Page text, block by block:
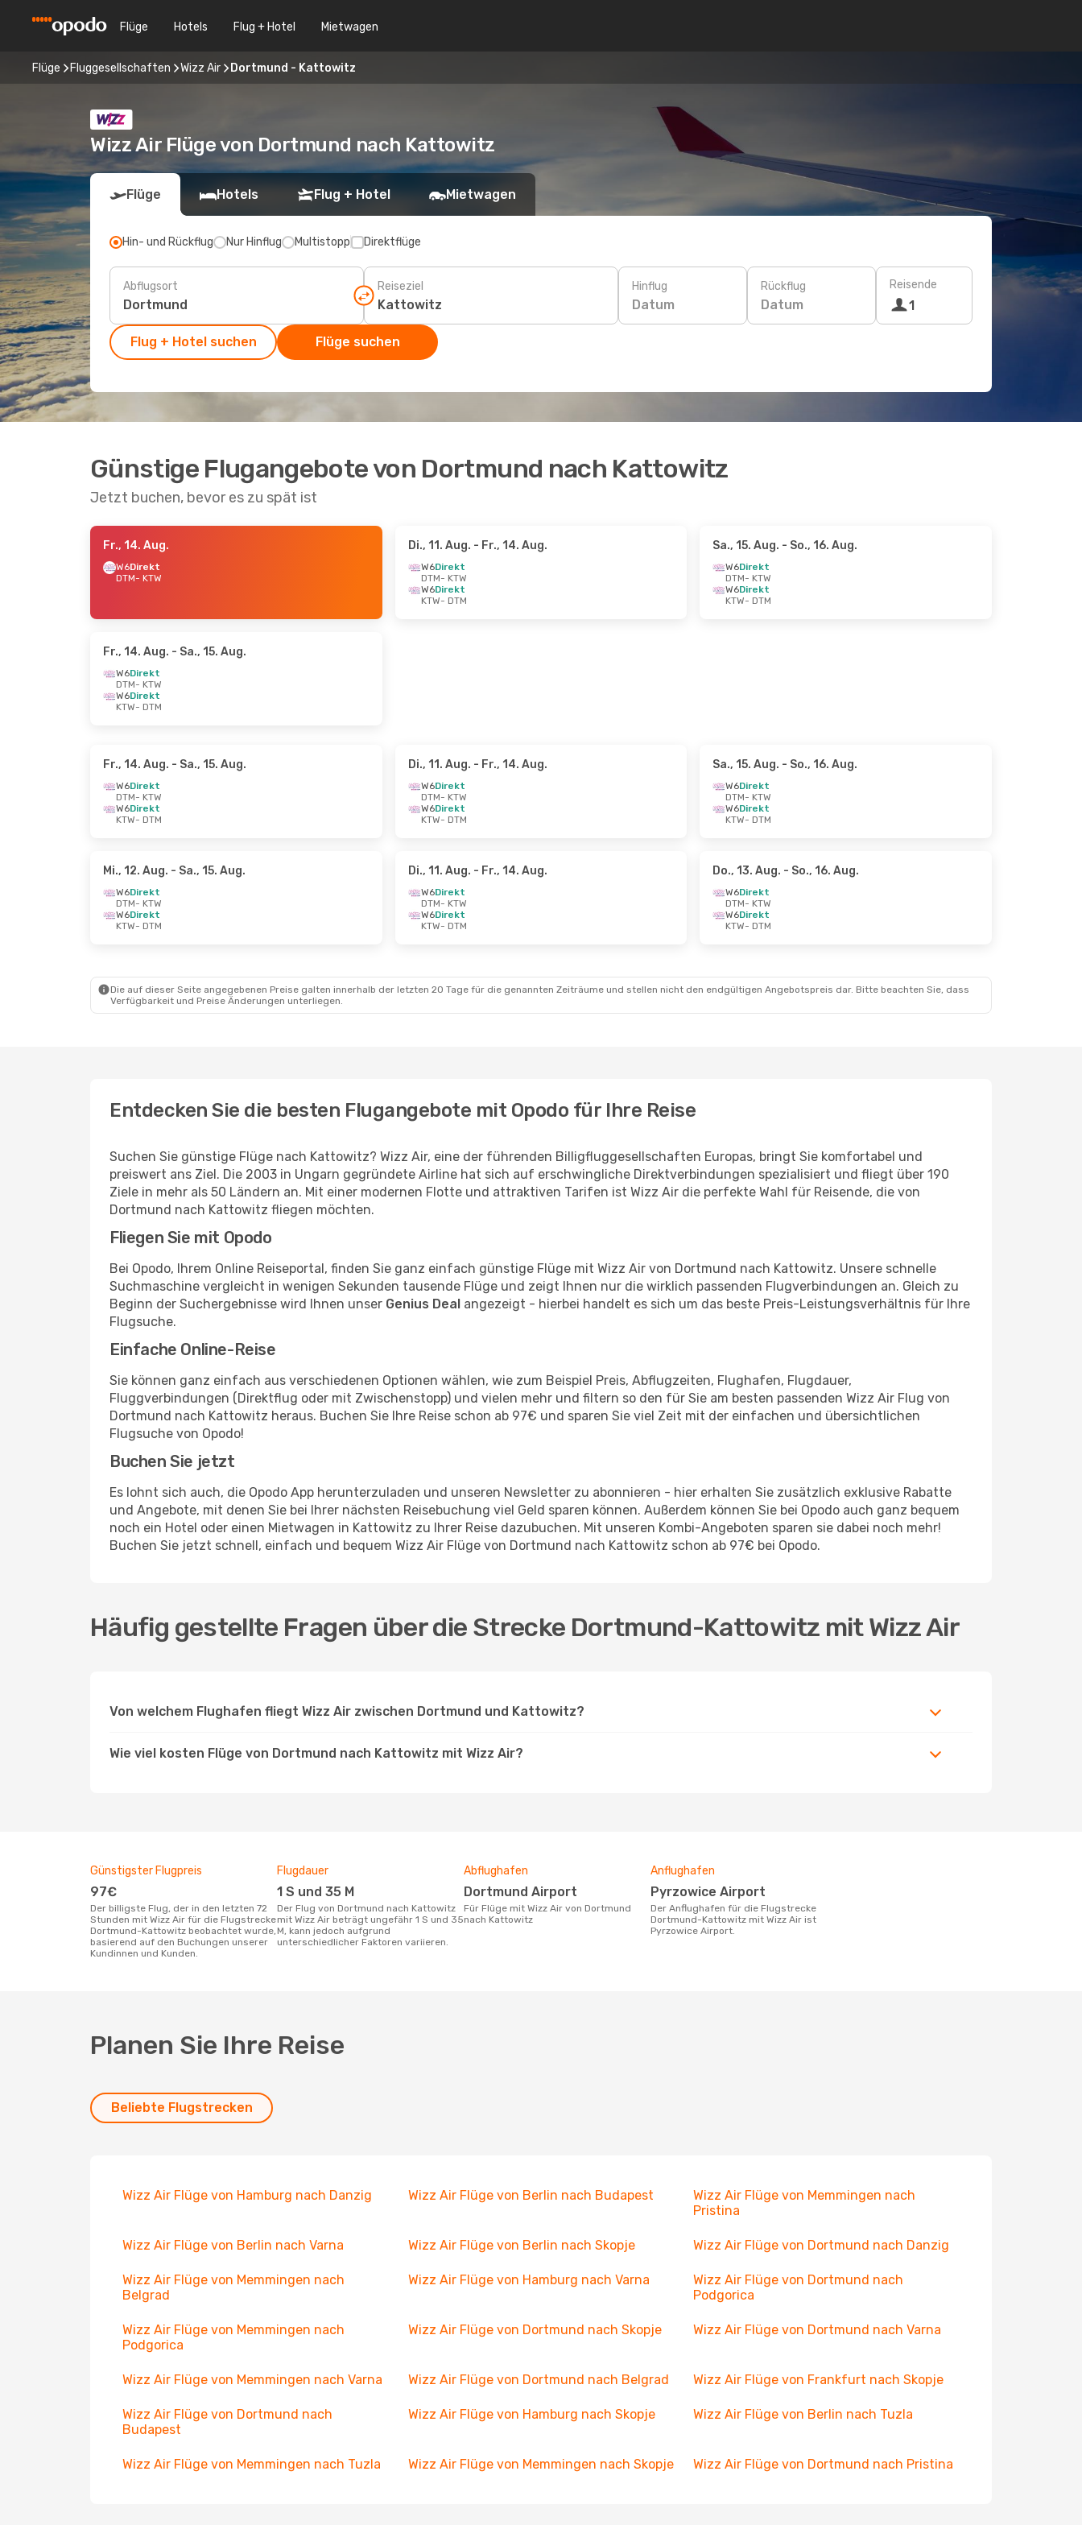
Flüge Hotels Flug + Hotel Mietwagen
Flüge Fluggesellschaften Wizz Air Dortmund - Kattowitz
Wizz Air Flüge von Dortmund nach Kattowitz
Flüge Hotels Flug + Hotel Mietwagen
Hin- und Rückflug Nur Hinflug Multistopp Direktflüge
Abflugsort Reiseziel Hinflug
Datum
Rückflug
Datum
Reisende
1
Flug + Hotel suchen Flüge suchen
Günstige Flugangebote von Dortmund nach Kattowitz
Jetzt buchen, bevor es zu spät ist
Fr., 14. Aug.
W6Direkt
DTM- KTW
Di., 11. Aug. - Fr., 14. Aug.
W6Direkt
DTM- KTW
W6Direkt
KTW- DTM
Sa., 15. Aug. - So., 16. Aug.
W6Direkt
DTM- KTW
W6Direkt
KTW- DTM
Fr., 14. Aug. - Sa., 15. Aug.
W6Direkt
DTM- KTW
W6Direkt
KTW- DTM
Fr., 14. Aug. - Sa., 15. Aug.
W6Direkt
DTM- KTW
W6Direkt
KTW- DTM
Di., 11. Aug. - Fr., 14. Aug.
W6Direkt
DTM- KTW
W6Direkt
KTW- DTM
Sa., 15. Aug. - So., 16. Aug.
W6Direkt
DTM- KTW
W6Direkt
KTW- DTM
Mi., 12. Aug. - Sa., 15. Aug.
W6Direkt
DTM- KTW
W6Direkt
KTW- DTM
Di., 11. Aug. - Fr., 14. Aug.
W6Direkt
DTM- KTW
W6Direkt
KTW- DTM
Do., 13. Aug. - So., 16. Aug.
W6Direkt
DTM- KTW
W6Direkt
KTW- DTM
Die auf dieser Seite angegebenen Preise galten innerhalb der letzten 20 Tage für die genannten Zeiträume und stellen nicht den endgültigen Angebotspreis dar. Bitte beachten Sie, dass
Verfügbarkeit und Preise Änderungen unterliegen.
Entdecken Sie die besten Flugangebote mit Opodo für Ihre Reise
Suchen Sie günstige Flüge nach Kattowitz? Wizz Air, eine der führenden Billigfluggesellschaften Europas, bringt Sie komfortabel und
preiswert ans Ziel. Die 2003 in Ungarn gegründete Airline hat sich auf erschwingliche Direktverbindungen spezialisiert und fliegt über 190
Ziele in mehr als 50 Ländern an. Mit einer modernen Flotte und attraktiven Tarifen ist Wizz Air die perfekte Wahl für Reisende, die von
Dortmund nach Kattowitz fliegen möchten.
Fliegen Sie mit Opodo
Bei Opodo, Ihrem Online Reiseportal, finden Sie ganz einfach günstige Flüge mit Wizz Air von Dortmund nach Kattowitz. Unsere schnelle
Suchmaschine vergleicht in wenigen Sekunden tausende Flüge und zeigt Ihnen nur die wirklich passenden Flugverbindungen an. Gleich zu
Beginn der Suchergebnisse wird Ihnen unser Genius Deal angezeigt - hierbei handelt es sich um das beste Preis-Leistungsverhältnis für Ihre
Flugsuche.
Einfache Online-Reise
Sie können ganz einfach aus verschiedenen Optionen wählen, wie zum Beispiel Preis, Abflugzeiten, Flughafen, Flugdauer,
Fluggverbindungen (Direktflug oder mit Zwischenstopp) und vielen mehr und filtern so den für Sie am besten passenden Wizz Air Flug von
Dortmund nach Kattowitz heraus. Buchen Sie Ihre Reise schon ab 97€ und sparen Sie viel Zeit mit der einfachen und übersichtlichen
Flugsuche von Opodo!
Buchen Sie jetzt
Es lohnt sich auch, die Opodo App herunterzuladen und unseren Newsletter zu abonnieren - hier erhalten Sie zusätzlich exklusive Rabatte
und Angebote, mit denen Sie bei Ihrer nächsten Reisebuchung viel Geld sparen können. Außerdem können Sie bei Opodo auch ganz bequem
noch ein Hotel oder einen Mietwagen in Kattowitz zu Ihrer Reise dazubuchen. Mit unseren Kombi-Angeboten sparen sie dabei noch mehr!
Buchen Sie jetzt schnell, einfach und bequem Wizz Air Flüge von Dortmund nach Kattowitz schon ab 97€ bei Opodo.
Häufig gestellte Fragen über die Strecke Dortmund-Kattowitz mit Wizz Air
Von welchem Flughafen fliegt Wizz Air zwischen Dortmund und Kattowitz?
Wie viel kosten Flüge von Dortmund nach Kattowitz mit Wizz Air?
Günstigster Flugpreis
97€
Der billigste Flug, der in den letzten 72
Stunden mit Wizz Air für die Flugstrecke
Dortmund-Kattowitz beobachtet wurde,
basierend auf den Buchungen unserer
Kundinnen und Kunden.
Flugdauer
1 S und 35 M
Der Flug von Dortmund nach Kattowitz
mit Wizz Air beträgt ungefähr 1 S und 35
M, kann jedoch aufgrund
unterschiedlicher Faktoren variieren.
Abflughafen
Dortmund Airport
Für Flüge mit Wizz Air von Dortmund
nach Kattowitz
Anflughafen
Pyrzowice Airport
Der Anflughafen für die Flugstrecke
Dortmund-Kattowitz mit Wizz Air ist
Pyrzowice Airport.
Planen Sie Ihre Reise
Beliebte Flugstrecken
Wizz Air Flüge von Hamburg nach Danzig Wizz Air Flüge von Berlin nach Budapest
Wizz Air Flüge von Memmingen nach
Pristina
Wizz Air Flüge von Berlin nach Varna Wizz Air Flüge von Berlin nach Skopje Wizz Air Flüge von Dortmund nach Danzig
Wizz Air Flüge von Memmingen nach
Belgrad
Wizz Air Flüge von Hamburg nach Varna
Wizz Air Flüge von Dortmund nach
Podgorica
Wizz Air Flüge von Memmingen nach
Podgorica
Wizz Air Flüge von Dortmund nach Skopje Wizz Air Flüge von Dortmund nach Varna
Wizz Air Flüge von Memmingen nach Varna Wizz Air Flüge von Dortmund nach Belgrad Wizz Air Flüge von Frankfurt nach Skopje
Wizz Air Flüge von Dortmund nach
Budapest
Wizz Air Flüge von Hamburg nach Skopje Wizz Air Flüge von Berlin nach Tuzla
Wizz Air Flüge von Memmingen nach Tuzla Wizz Air Flüge von Memmingen nach Skopje Wizz Air Flüge von Dortmund nach Pristina